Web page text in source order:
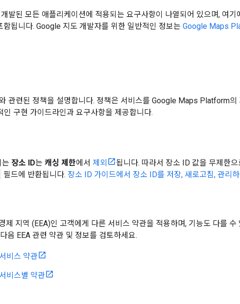
발된 모든 애플리케이션에 적용되는 요구사항이 나열되어 있으며, 여
됩니다. Google 지도 개발자를 위한 일반적인 정보는 Google Maps
관련된 정책을 설명합니다. 정책은 서비스를 Google Maps Platform의
인 구현 가이드라인과 요구사항을 제공합니다.
는 장소 ID는 캐싱 제한에서 제외
됩니다. 따라서 장소 ID 값을 무제한
필드에 반환됩니다. 장소 ID 가이드에서 장소 ID를 저장, 새로고침, 관리
제 지역 (EEA)인 고객에게 다른 서비스 약관을 적용하며, 기능도 다를
음 EEA 관련 약관 및 정보를 검토하세요.
비스 약관
비스별 약관